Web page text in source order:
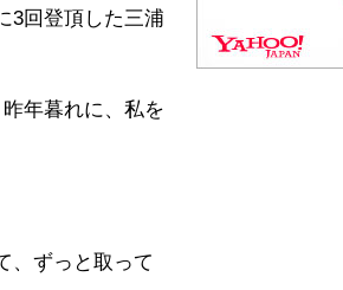
3回登頂した三浦
年暮れに、私を
、ずっと取って